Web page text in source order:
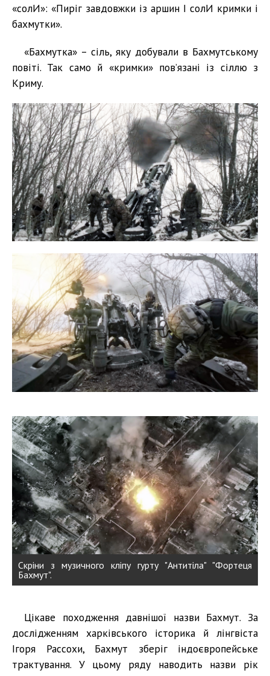
«солИ»: «Пиріг завдовжки із аршин І солИ кримки і
бахмутки».
«Бахмутка» – сіль, яку добували в Бахмутському
повіті. Так само й «кримки» пов’язані із сіллю з
Криму.
Скріни з музичного кліпу гурту "Антитіла" "Фортеця
Бахмут".
Цікаве походження давнішої назви Бахмут. За
дослідженням харківського історика й лінгвіста
Ігоря Рассохи, Бахмут зберіг індоєвропейське
трактування. У цьому ряду наводить назви рік